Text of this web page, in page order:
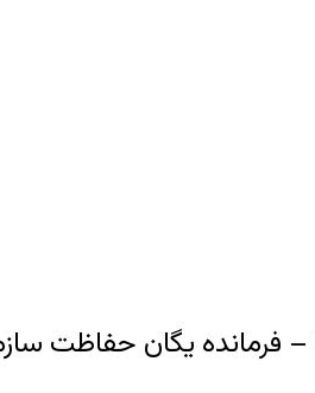
یگان حفاظت سازمان محیط زیست، از جان باختن